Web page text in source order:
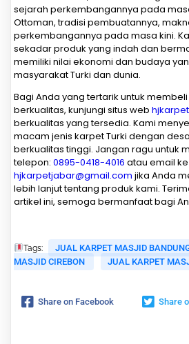
sejarah perkembangannya pada
Ottoman, tradisi pembuatannya,
perkembangannya pada masa kini.
sekadar produk yang indah dan
memiliki nilai ekonomi dan budaya
masyarakat Turki dan dunia.
Bagi Anda yang tertarik untuk
berkualitas, kunjungi situs web hjkarpet
berkualitas yang tersedia. Kami
macam jenis karpet Turki dengan
berkualitas tinggi. Jangan ragu untuk
telepon: 0895-0418-4016 atau email ke
hjkarpetjabar@gmail.com jika Anda
lebih lanjut tentang produk kami.
artikel ini, semoga bermanfaat bagi
Tags: JUAL KARPET MASJID
MASJID CIREBON
JUAL KARPET
Share on Facebook Share